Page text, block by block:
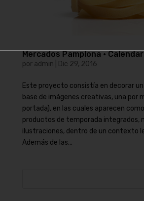
Mercados Pamplona ·
por admin Dic 29, 2016
Este proyecto consistía en decorar
base de imágenes creativas, una por
portada), en las cuales aparecen
productos de temporada integrados,
ilustraciones, dentro de un contexto
Además de las...